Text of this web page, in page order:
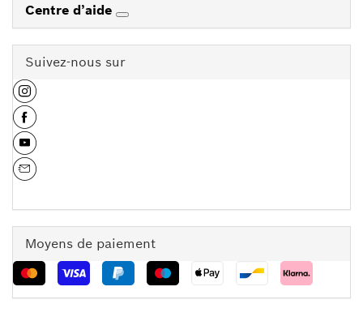
Centre d’aide
Suivez-nous sur
Moyens de paiement